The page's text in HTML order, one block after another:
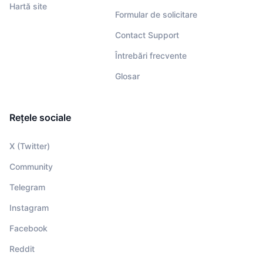
Hartă site
Formular de solicitare
Contact Support
Întrebări frecvente
Glosar
Rețele sociale
X (Twitter)
Community
Telegram
Instagram
Facebook
Reddit